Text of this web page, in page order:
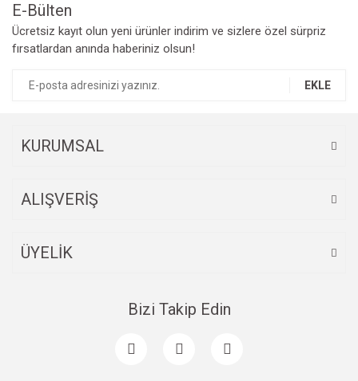
Ürün resmi kalitesiz, bozuk veya görüntülenemiyor.
Ürün açıklamasında eksik bilgiler bulunuyor.
E-Bülten
Ücretsiz kayıt olun yeni ürünler indirim ve sizlere özel sürpriz
fırsatlardan anında haberiniz olsun!
EKLE
KURUMSAL
ALIŞVERİŞ
ÜYELİK
Bizi Takip Edin